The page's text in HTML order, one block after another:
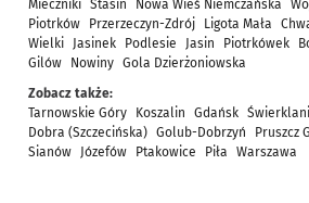
Mieczniki Stasin Nowa Wieś Niemczańska
Piotrków
Przerzeczyn-Zdrój Ligota Mała
Wielki
Jasinek Podlesie Jasin Piotrkówek
Gilów
Nowiny Gola Dzierżoniowska
Zobacz także:
Tarnowskie Góry
Koszalin Gdańsk
Dobra (Szczecińska) Golub-Dobrzyń Pruszcz
Sianów
Józefów Ptakowice Piła Warszawa